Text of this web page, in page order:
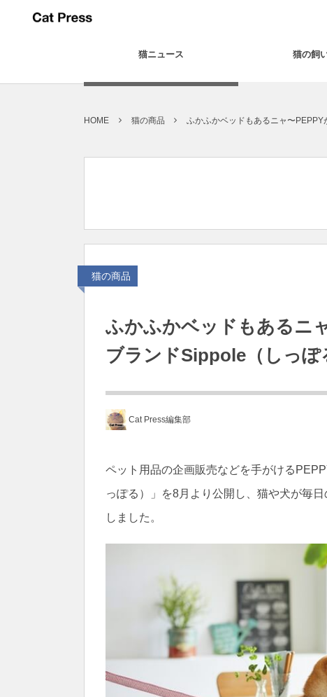
猫ニュース 猫の飼
HOME 猫の商品 ふかふかベッドもあるニャ〜
猫の商品
ふかふかベッドもあるニ
ブランドSippole（しっぽ
Cat Press編集部
ペット用品の企画販売などを手がける
っぽる）」を8月より公開し、猫や犬が毎
しました。